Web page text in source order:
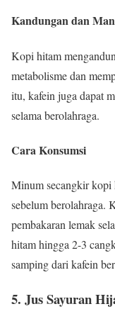
Kandungan dan
Kopi hitam
metabolisme dan
itu, kafein juga dapat
selama berolahraga.
Cara Konsumsi
Minum secangkir kopi
sebelum berolahraga.
pembakaran lemak
hitam hingga 2-3
samping dari kafein
5. Jus Sayuran